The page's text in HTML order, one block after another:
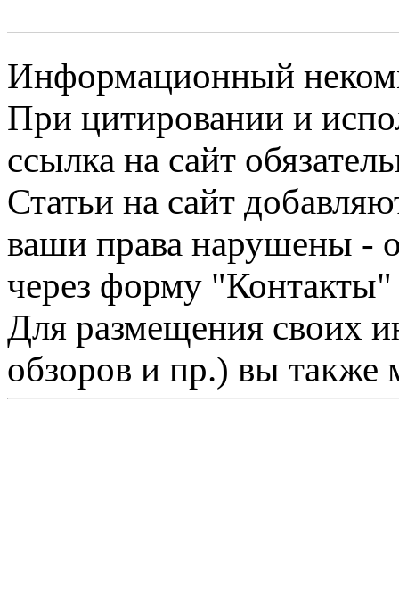
Информационный
При цитировании и
ссылка на сайт
Статьи на сайт
ваши права нарушены -
через форму "Контакты"
Для размещения своих
обзоров и пр.) вы также